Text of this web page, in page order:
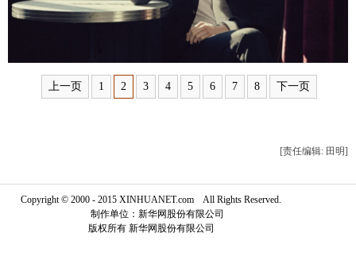
上一页 1 2 3 4 5 6 7 8 下一页
[责任编辑: 田明]
Copyright © 2000 - 2015 XINHUANET.com All Rights Reserved.
制作单位：新华网股份有限公司
版权所有 新华网股份有限公司